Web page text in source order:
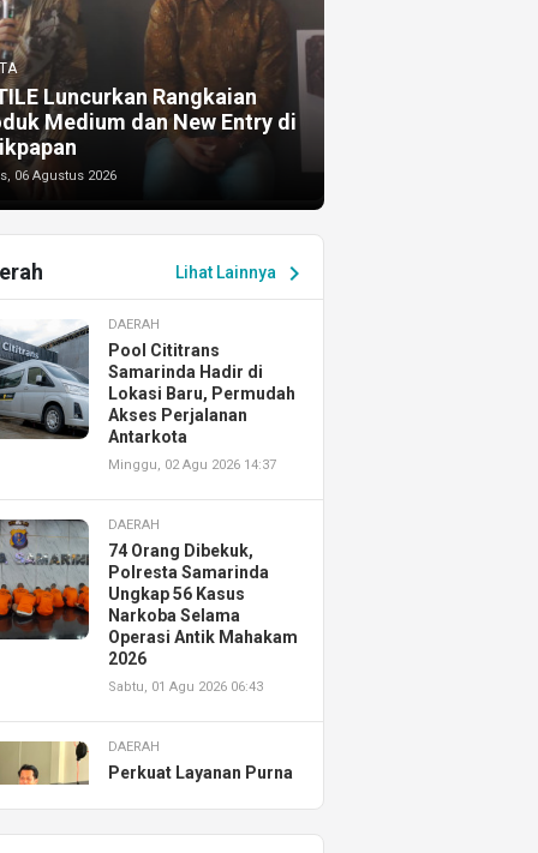
Luncurkan Rangkaian
Medium dan New Entry di
06 Agustus 2026
Lihat Lainnya chevron_right
DAERAH
Pool Cititrans
Samarinda Hadir di
Lokasi Baru, Permudah
Akses Perjalanan
Antarkota
Minggu, 02 Agu 2026 14:37
DAERAH
74 Orang Dibekuk,
Polresta Samarinda
Ungkap 56 Kasus
Narkoba Selama
Operasi Antik Mahakam
2026
Sabtu, 01 Agu 2026 06:43
DAERAH
Perkuat Layanan Purna
Resmikan AHASS